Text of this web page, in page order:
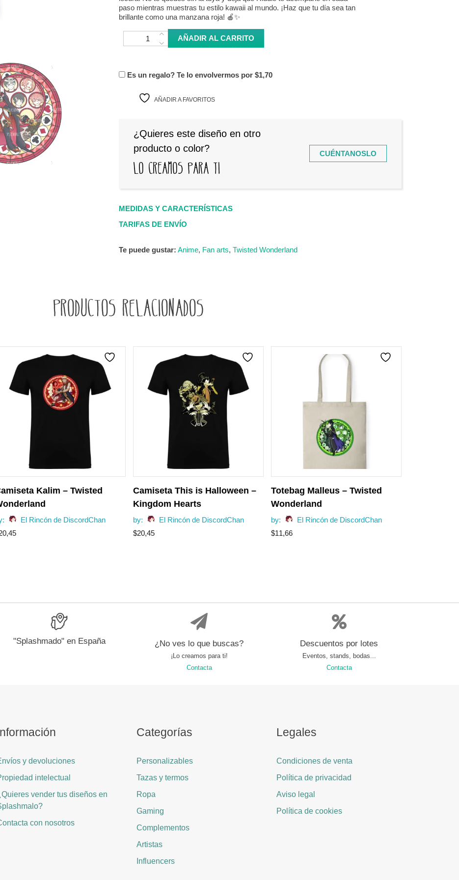
paso mientras muestras tu estilo kawaii al mundo. ¡Haz que tu día sea tan
brillante como una manzana roja! 🍎✨
Totebag Riddle - Twisted Wonderland cantidad
AÑADIR AL CARRITO
Es un regalo? Te lo envolvermos por $1,70
AÑADIR A FAVORITOS
¿Quieres este diseño en otro
producto o color?
Lo creamos para ti
CUÉNTANOSLO
MEDIDAS Y CARACTERÍSTICAS
TARIFAS DE ENVÍO
Te puede gustar: Anime, Fan arts, Twisted Wonderland
Productos relacionados
Kalim – Twisted
El Rincón de DiscordChan
Camiseta This is Halloween –
Kingdom Hearts
by:
El Rincón de DiscordChan
$20,45
Totebag Malleus – Twisted
Wonderland
by:
El Rincón de DiscordChan
$11,66
"Splashmado" en España ¿No ves lo que buscas?
¡Lo creamos para ti!
Contacta
Descuentos por lotes
Eventos, stands, bodas...
Contacta
y devoluciones
intelectual
vender tus diseños en
con nosotros
Categorías
Personalizables
Tazas y termos
Ropa
Gaming
Complementos
Artistas
Influencers
Legales
Condiciones de venta
Política de privacidad
Aviso legal
Política de cookies